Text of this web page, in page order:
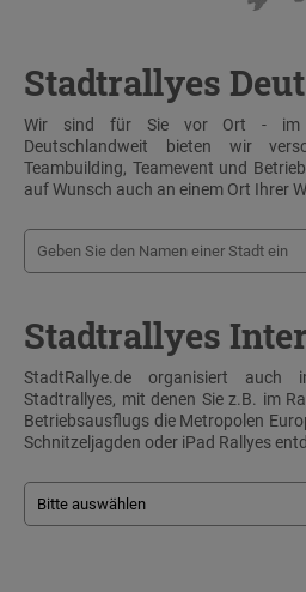
Stadtrallyes
Wir sind für Sie vor Ort - im
Deutschlandweit bieten wir
Teambuilding, Teamevent und
auf Wunsch auch an einem Ort Ihrer
Stadtrallyes
StadtRallye.de organisiert auch
Stadtrallyes, mit denen Sie z.B. im
Betriebsausflugs die Metropolen
Schnitzeljagden oder iPad Rallyes